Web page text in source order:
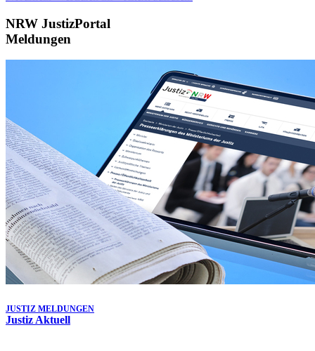
NRW JustizPortal
Meldungen
JUSTIZ MELDUNGEN
Justiz Aktuell